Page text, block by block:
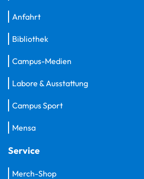
Anfahrt
Bibliothek
Campus-Medien
Labore & Ausstattung
Campus Sport
Mensa
Service
Merch-Shop